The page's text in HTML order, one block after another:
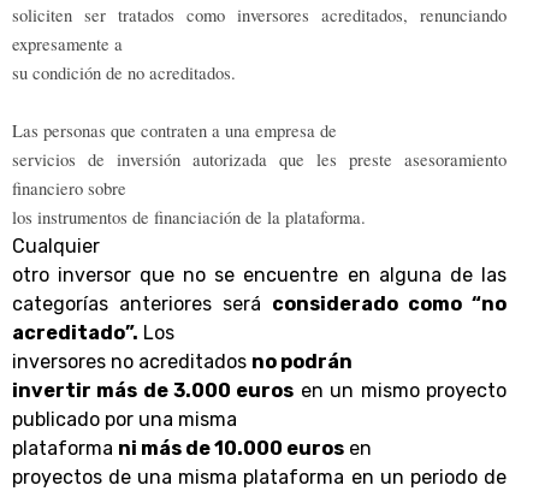
soliciten ser tratados como inversores acreditados, renunciando
expresamente a
su condición de no acreditados.
Las personas que contraten a una empresa de
servicios de inversión autorizada que les preste asesoramiento
financiero sobre
los instrumentos de financiación de la plataforma.
Cualquier
otro inversor que no se encuentre en alguna de las
categorías anteriores será considerado como “no
acreditado”. Los
inversores no acreditados no podrán
invertir más de 3.000 euros en un mismo proyecto
publicado por una misma
plataforma ni más de 10.000 euros en
proyectos de una misma plataforma en un periodo de